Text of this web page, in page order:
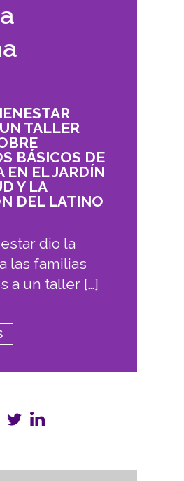
DONAR
TALLER
BÁSICOS DE
EN EL JARDÍN
Y LA
DEL LATINO
dio la
las familias
a un taller […]